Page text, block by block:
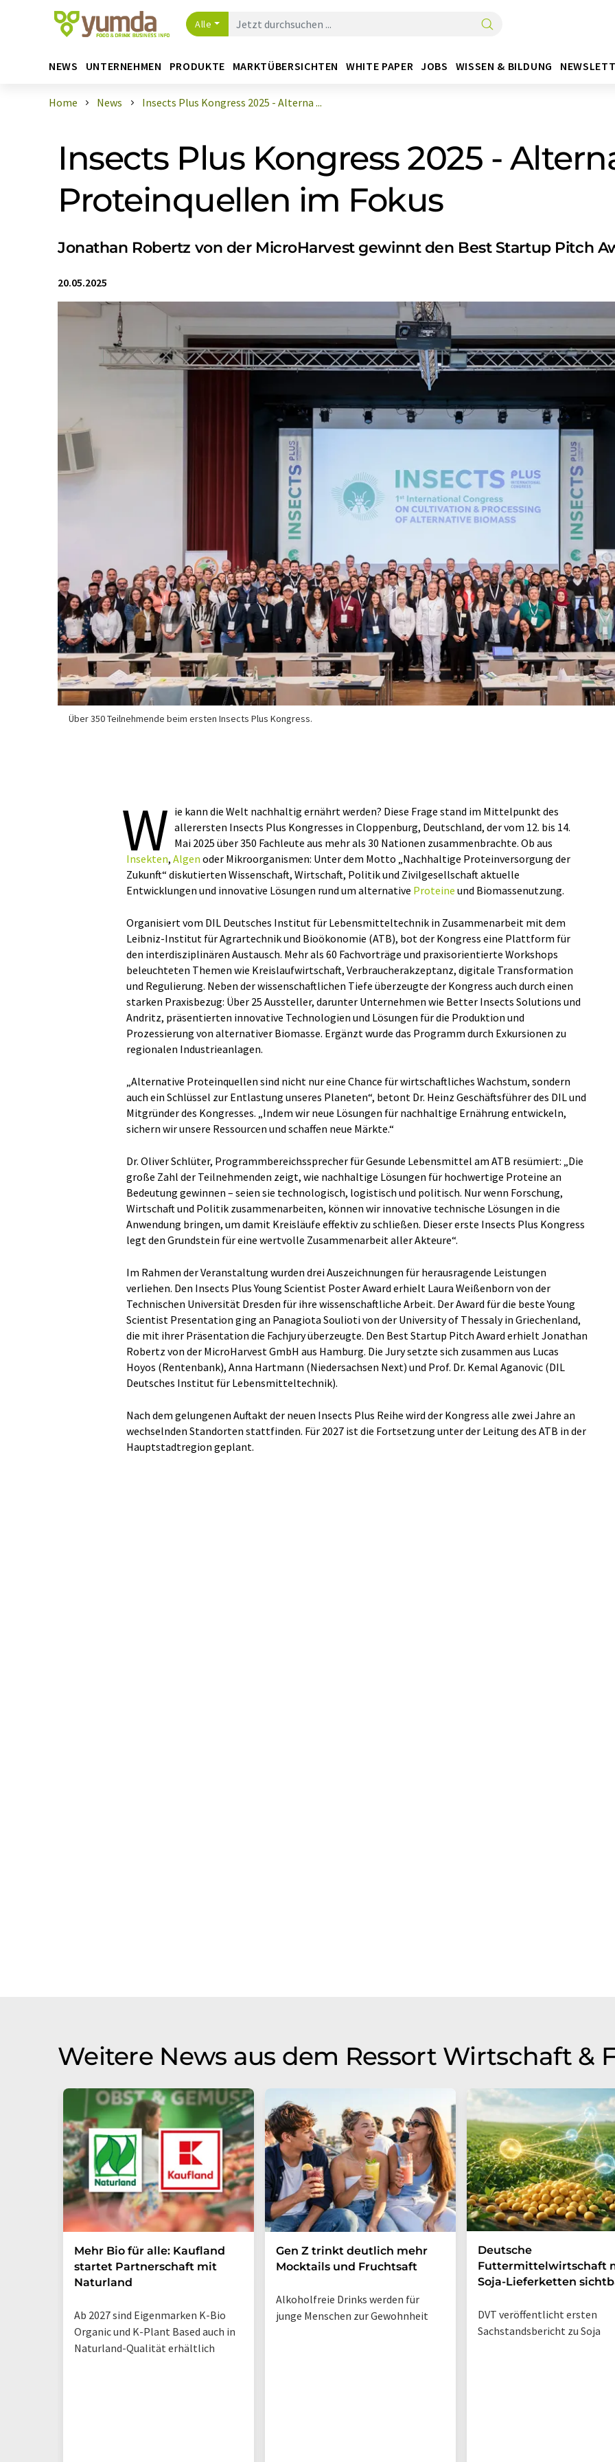
Alle
NEWS UNTERNEHMEN PRODUKTE MARKTÜBERSICHTEN WHITE PAPER JOBS WISSEN & BILDUNG
Home News Insects Plus Kongress 2025 - Alterna ...
Insects Plus Kongress 2025 -
Proteinquellen im Fokus
Jonathan Robertz von der MicroHarvest gewinnt den Best Startup Pitch
20.05.2025
Über 350 Teilnehmende beim ersten Insects Plus Kongress.
W ie kann die Welt nachhaltig ernährt werden? Diese Frage stand im Mittelpunkt des
allerersten Insects Plus Kongresses in Cloppenburg, Deutschland, der vom 12. bis 14.
Mai 2025 über 350 Fachleute aus mehr als 30 Nationen zusammenbrachte. Ob aus
Insekten, Algen oder Mikroorganismen: Unter dem Motto „Nachhaltige Proteinversorgung der
Zukunft“ diskutierten Wissenschaft, Wirtschaft, Politik und Zivilgesellschaft aktuelle
Entwicklungen und innovative Lösungen rund um alternative Proteine und Biomassenutzung.
Organisiert vom DIL Deutsches Institut für Lebensmitteltechnik in Zusammenarbeit mit dem
Leibniz-Institut für Agrartechnik und Bioökonomie (ATB), bot der Kongress eine Plattform für
den interdisziplinären Austausch. Mehr als 60 Fachvorträge und praxisorientierte Workshops
beleuchteten Themen wie Kreislaufwirtschaft, Verbraucherakzeptanz, digitale Transformation
und Regulierung. Neben der wissenschaftlichen Tiefe überzeugte der Kongress auch durch einen
starken Praxisbezug: Über 25 Aussteller, darunter Unternehmen wie Better Insects Solutions und
Andritz, präsentierten innovative Technologien und Lösungen für die Produktion und
Prozessierung von alternativer Biomasse. Ergänzt wurde das Programm durch Exkursionen zu
regionalen Industrieanlagen.
„Alternative Proteinquellen sind nicht nur eine Chance für wirtschaftliches Wachstum, sondern
auch ein Schlüssel zur Entlastung unseres Planeten“, betont Dr. Heinz Geschäftsführer des DIL und
Mitgründer des Kongresses. „Indem wir neue Lösungen für nachhaltige Ernährung entwickeln,
sichern wir unsere Ressourcen und schaffen neue Märkte.“
Dr. Oliver Schlüter, Programmbereichssprecher für Gesunde Lebensmittel am ATB resümiert: „Die
große Zahl der Teilnehmenden zeigt, wie nachhaltige Lösungen für hochwertige Proteine an
Bedeutung gewinnen – seien sie technologisch, logistisch und politisch. Nur wenn Forschung,
Wirtschaft und Politik zusammenarbeiten, können wir innovative technische Lösungen in die
Anwendung bringen, um damit Kreisläufe effektiv zu schließen. Dieser erste Insects Plus Kongress
legt den Grundstein für eine wertvolle Zusammenarbeit aller Akteure“.
Im Rahmen der Veranstaltung wurden drei Auszeichnungen für herausragende Leistungen
verliehen. Den Insects Plus Young Scientist Poster Award erhielt Laura Weißenborn von der
Technischen Universität Dresden für ihre wissenschaftliche Arbeit. Der Award für die beste Young
Scientist Presentation ging an Panagiota Soulioti von der University of Thessaly in Griechenland,
die mit ihrer Präsentation die Fachjury überzeugte. Den Best Startup Pitch Award erhielt Jonathan
Robertz von der MicroHarvest GmbH aus Hamburg. Die Jury setzte sich zusammen aus Lucas
Hoyos (Rentenbank), Anna Hartmann (Niedersachsen Next) und Prof. Dr. Kemal Aganovic (DIL
Deutsches Institut für Lebensmitteltechnik).
Nach dem gelungenen Auftakt der neuen Insects Plus Reihe wird der Kongress alle zwei Jahre an
wechselnden Standorten stattfinden. Für 2027 ist die Fortsetzung unter der Leitung des ATB in der
Hauptstadtregion geplant.
Weitere News aus dem Ressort Wirtschaft &
Mehr Bio für alle: Kaufland
startet Partnerschaft mit
Naturland
Ab 2027 sind Eigenmarken K-Bio
Organic und K-Plant Based auch in
Naturland-Qualität erhältlich
Gen Z trinkt deutlich mehr
Mocktails und Fruchtsaft
Alkoholfreie Drinks werden für
junge Menschen zur Gewohnheit
Deutsche
Futtermittelwirtschaft
Soja-Lieferketten
DVT veröffentlicht ersten
Sachstandsbericht zu Soja